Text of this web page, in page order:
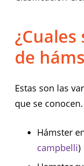
de
Estas son las
que se conocen.
Hámster
campbelli)